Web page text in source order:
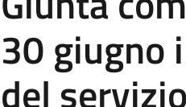
30 giugno
del